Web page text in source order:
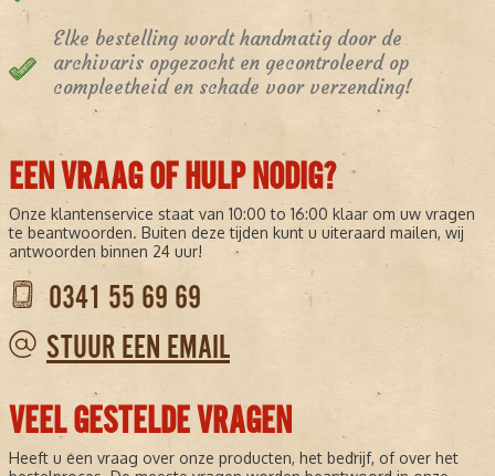
Elke bestelling wordt handmatig door de
archivaris opgezocht en gecontroleerd op
compleetheid en schade voor verzending!
EEN VRAAG OF HULP NODIG?
Onze klantenservice staat van 10:00 to 16:00 klaar om uw vragen
te beantwoorden. Buiten deze tijden kunt u uiteraard mailen, wij
antwoorden binnen 24 uur!
0341 55 69 69
STUUR EEN EMAIL
VEEL GESTELDE VRAGEN
Heeft u een vraag over onze producten, het bedrijf, of over het